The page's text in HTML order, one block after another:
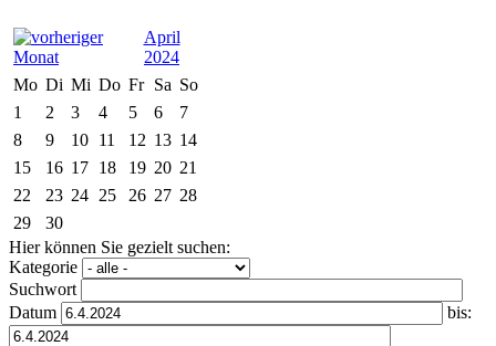
April
2024
Mo Di Mi Do Fr Sa So
1
2 3 4 5 6
7
8
9 10 11 12 13 14
15
16 17 18 19 20 21
22
23 24 25 26 27 28
29
30
Hier können Sie gezielt suchen:
Kategorie
Suchwort
Datum
bis: